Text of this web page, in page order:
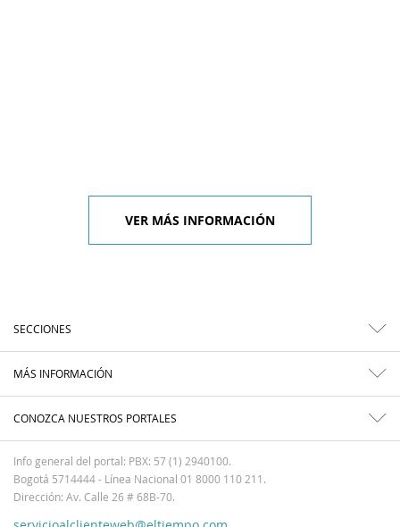
VER MÁS INFORMACIÓN
SECCIONES
MÁS INFORMACIÓN
CONOZCA NUESTROS PORTALES
Info general del portal: PBX: 57 (1) 2940100.
Bogotá 5714444 - Línea Nacional 01 8000 110 211.
Dirección: Av. Calle 26 # 68B-70.